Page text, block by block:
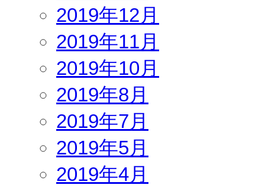
2019年12月
2019年11月
2019年10月
2019年8月
2019年7月
2019年5月
2019年4月